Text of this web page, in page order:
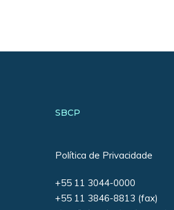
SBCP
Política de Privacidade
+55 11 3044-0000
+55 11 3846-8813 (fax)